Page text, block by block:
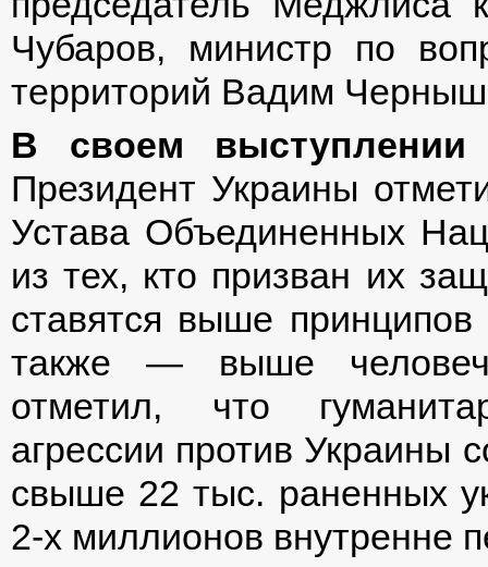
Чубаров, министр по
территорий Вадим
В своем
Президент Украины
Устава Объединенных
из тех, кто призван их
ставятся выше
также — выше
отметил, что
агрессии против Украины
свыше 22 тыс. раненных
2-х миллионов внутренне